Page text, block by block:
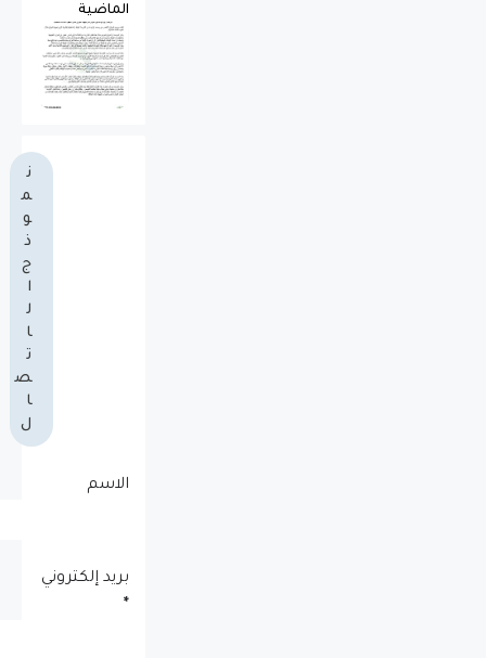
الماضية
ن
م
و
ذ
ج
ا
ل
ا
ت
ص
ا
ل
الاسم
بريد إلكتروني
*